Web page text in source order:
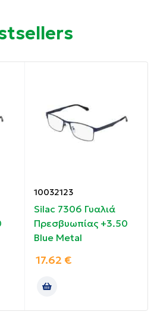
με ειδική επίστρωση για
στα μάτια σας.
10032123
Silac 7306 Γυαλιά
Πρεσβυωπίας +3.50
Blue Metal
17.62 €